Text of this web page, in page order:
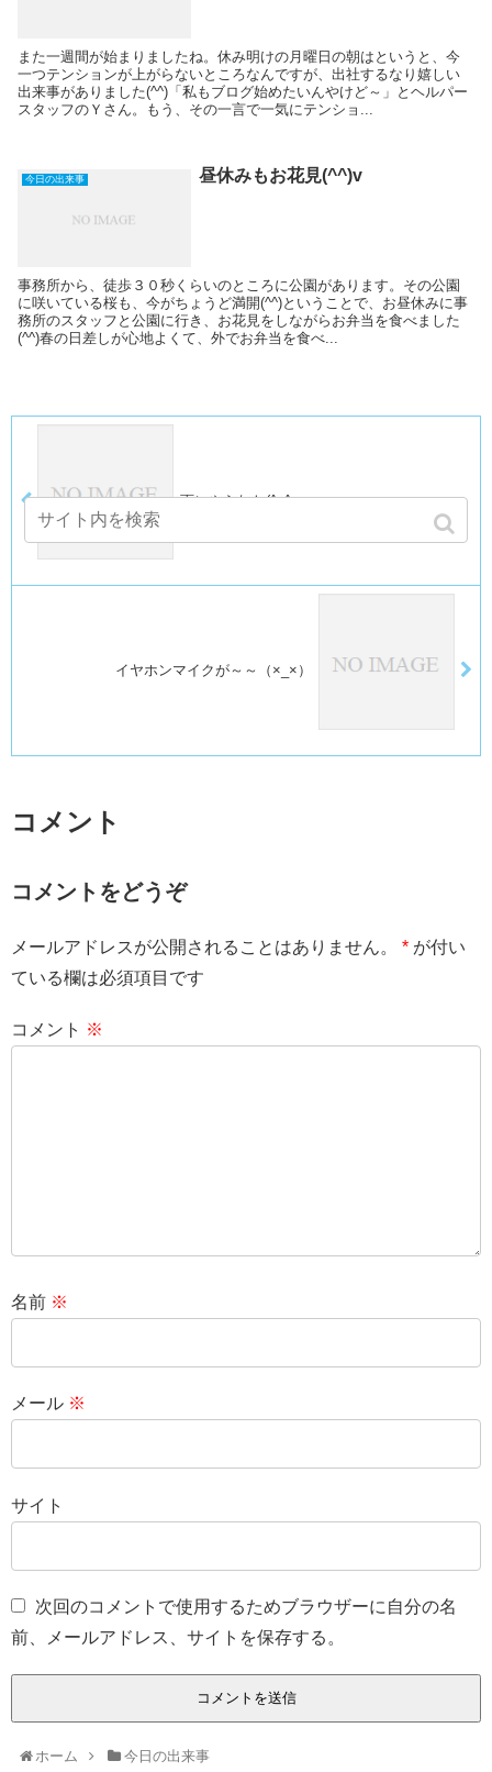
また一週間が始まりましたね。休み明けの月曜日の朝はというと、今
一つテンションが上がらないところなんですが、出社するなり嬉しい
出来事がありました(^^)「私もブログ始めたいんやけど～」とヘルパー
スタッフのＹさん。もう、その一言で一気にテンショ...
今日の出来事 昼休みもお花見(^^)v
事務所から、徒歩３０秒くらいのところに公園があります。その公園
に咲いている桜も、今がちょうど満開(^^)ということで、お昼休みに事
務所のスタッフと公園に行き、お花見をしながらお弁当を食べました
(^^)春の日差しが心地よくて、外でお弁当を食べ...
雨にやられた(^_^;
イヤホンマイクが～～（×_×）
コメント
コメントをどうぞ
メールアドレスが公開されることはありません。 * が付い
ている欄は必須項目です
コメント ※
名前 ※
メール ※
サイト
次回のコメントで使用するためブラウザーに自分の名
前、メールアドレス、サイトを保存する。
ホーム 今日の出来事